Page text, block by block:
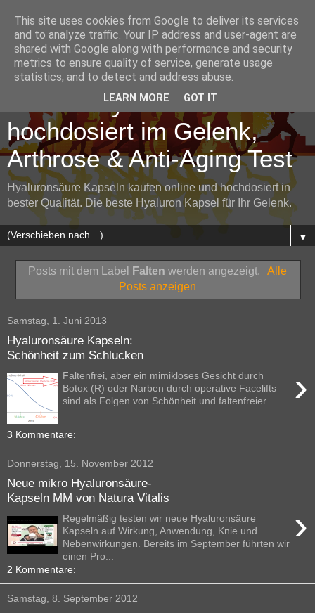
Hyaluronsäure Kapseln
kaufen: Hyaluron
hochdosiert im Gelenk,
Arthrose & Anti-Aging Test
Hyaluronsäure Kapseln kaufen online und hochdosiert in
bester Qualität. Die beste Hyaluron Kapsel für Ihr Gelenk.
▼
Posts mit dem Label Falten werden angezeigt.
Alle
Posts anzeigen
Samstag, 1. Juni 2013
Hyaluronsäure Kapseln:
Schönheit zum Schlucken
›
Faltenfrei, aber ein mimikloses Gesicht durch
Botox (R) oder Narben durch operative Facelifts
sind als Folgen von Schönheit und faltenfreier...
3 Kommentare:
Donnerstag, 15. November 2012
Neue mikro Hyaluronsäure-
Kapseln MM von Natura Vitalis
›
Regelmäßig testen wir neue Hyaluronsäure
Kapseln auf Wirkung, Anwendung, Knie und
Nebenwirkungen. Bereits im September führten wir
einen Pro...
2 Kommentare:
Samstag, 8. September 2012
This site uses cookies from Google to deliver its services
and to analyze traffic. Your IP address and user-agent are
shared with Google along with performance and security
metrics to ensure quality of service, generate usage
statistics, and to detect and address abuse.
LEARN MORE GOT IT